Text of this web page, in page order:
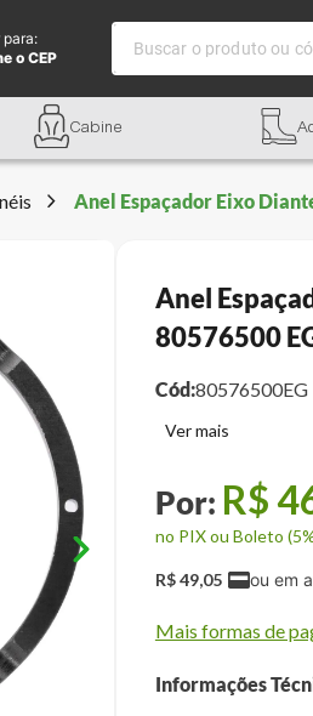
para:
o CEP
Buscar o produto ou
Cabine
Anel Espaçador Eixo
Anel
80576500
Cód:80576500EG
R$
no PIX ou Boleto
R$49,05
Mais formas de
Informações